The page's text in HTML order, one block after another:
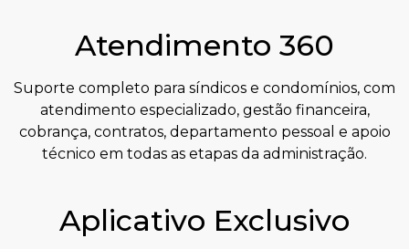
Atendimento 360
Suporte completo para síndicos e condomínios, com
atendimento especializado, gestão financeira,
cobrança, contratos, departamento pessoal e apoio
técnico em todas as etapas da administração.
Aplicativo Exclusivo